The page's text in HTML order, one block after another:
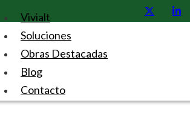
Vivialt
Soluciones
Obras Destacadas
Blog
Contacto